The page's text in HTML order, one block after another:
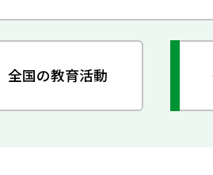
全国の教育活動